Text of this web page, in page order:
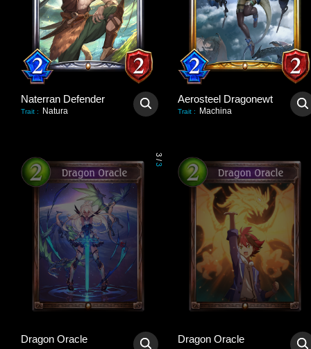
Naterran Defender
Trait : Natura
Aerosteel Dragonewt
Trait : Machina
3
/
3
Dragon Oracle Dragon Oracle